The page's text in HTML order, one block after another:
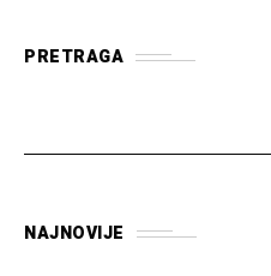
PRETRAGA
NAJNOVIJE